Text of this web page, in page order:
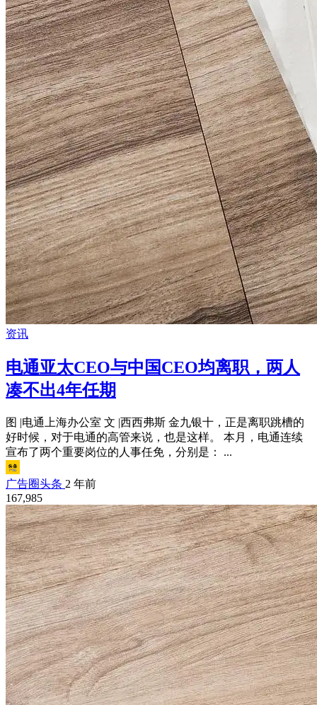
资讯
电通亚太CEO与中国CEO均离职，两人
凑不出4年任期
图 |电通上海办公室 文 |西西弗斯 金九银十，正是离职跳槽的
好时候，对于电通的高管来说，也是这样。 本月，电通连续
宣布了两个重要岗位的人事任免，分别是： ...
广告圈头条 2 年前
167,985